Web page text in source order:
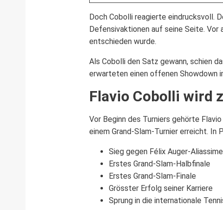
Doch Cobolli reagierte eindrucksvoll.
Defensivaktionen auf seine Seite.
entschieden wurde.
Als Cobolli den Satz gewann, schien
erwarteten einen offenen Showdown
Flavio Cobolli wird
Vor Beginn des Turniers gehörte
einem Grand-Slam-Turnier erreicht. In
Sieg gegen Félix Auger-Aliassime
Erstes Grand-Slam-Halbfinale
Erstes Grand-Slam-Finale
Grösster Erfolg seiner Karriere
Sprung in die internationale